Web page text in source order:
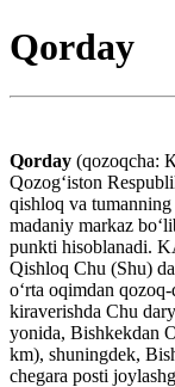
Qorday
Qorday (qozoqcha:
Qozogʻiston
qishloq va
madaniy markaz
punkti hisoblanadi.
Qishloq Chu (Shu)
oʻrta oqimdan
kiraverishda Chu
yonida, Bishkekdan
km), shuningdek,
chegara posti